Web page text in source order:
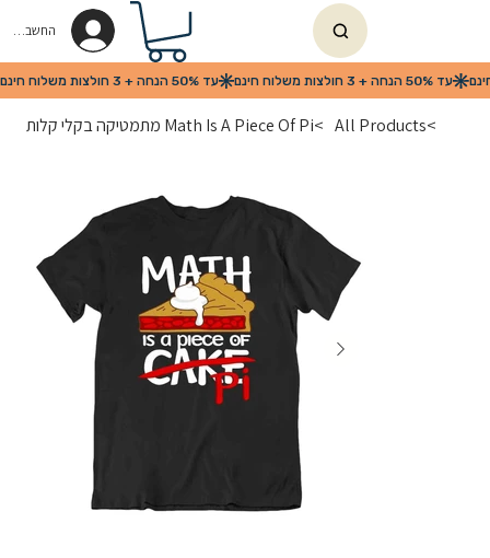
החשבון שלי
>
All Products
>Math Is A Piece Of Pi מתמטיקה בקלי קלות